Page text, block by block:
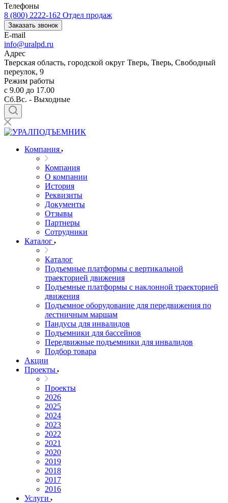
Телефоны
8 (800) 2222-162 Отдел продаж
Заказать звонок
E-mail
info@uralpd.ru
Адрес
Тверская область, городской округ Тверь, Тверь, Свободный
переулок, 9
Режим работы
с 9.00 до 17.00
Сб.Вс. - Выходные
Компания
Компания
О компании
История
Реквизиты
Документы
Отзывы
Партнеры
Сотрудники
Каталог
Каталог
Подъемные платформы с вертикальной
траекторией движения
Подъемные платформы с наклонной траекторией
движения
Подъемное оборудование для передвижения по
лестничным маршам
Пандусы для инвалидов
Подъемники для бассейнов
Передвижные подъемники для инвалидов
Подбор товара
Акции
Проекты
Проекты
2026
2025
2024
2023
2022
2021
2020
2019
2018
2017
2016
Услуги